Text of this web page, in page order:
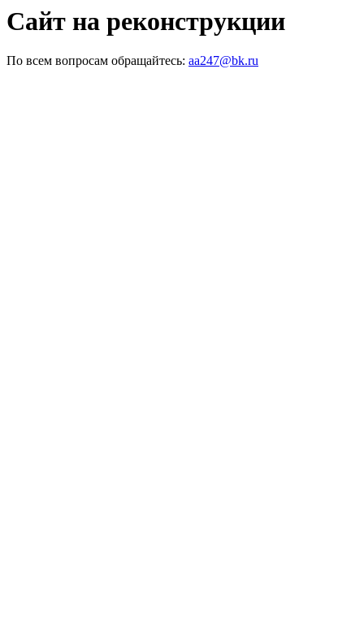
Сайт на реконструкции
По всем вопросам обращайтесь: aa247@bk.ru